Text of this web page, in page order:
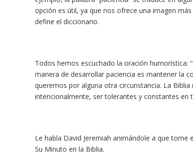
opción es útil, ya que nos ofrece una imagen
define el diccionario.
Todos hemos escuchado la oración humorística:
manera de desarrollar paciencia es mantener la
queremos por alguna otra circunstancia. La
intencionalmente, ser tolerantes y constantes en
Le habla David Jeremiah animándole a que tome
Su Minuto en la Biblia.